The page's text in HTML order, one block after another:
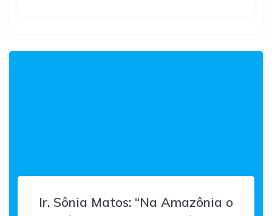
Ir. Sônia Matos: “Na Amazônia o